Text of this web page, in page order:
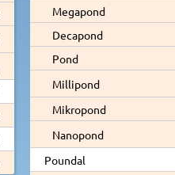
Megapond
Decapond
Pond
Millipond
Mikropond
Nanopond
Poundal